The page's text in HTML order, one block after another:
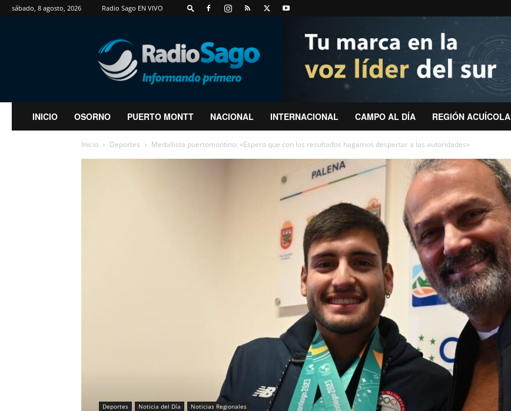
sábado, 8 agosto, 2026 Radio Sago EN VIVO
RadioSago
INICIO OSORNO PUERTO MONTT NACIONAL INTERNACIONAL CAMPO AL DÍA REGIÓN ACUÍCOLA
Inicio Deportes Medallista puertomontino: «Espero que con los resultados hagamos despertar a las autoridades»
Deportes Noticia del Día Noticias Regionales